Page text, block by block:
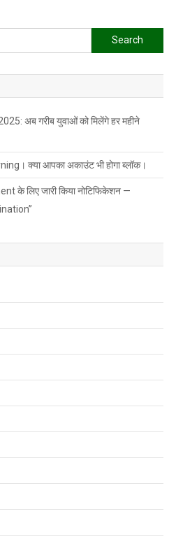
Search
for:
अब गरीब युवाओं को मिलेंगे हर महीने
क्या आपका अकाउंट भी होगा ब्लॉक।
के लिए जारी किया नोटिफिकेशन —